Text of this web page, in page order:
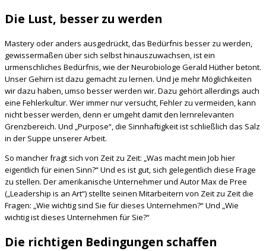
Die Lust, besser zu werden
Mastery oder anders ausgedrückt, das Bedürfnis besser zu werden,
gewissermaßen über sich selbst hinauszuwachsen, ist ein
urmenschliches Bedürfnis, wie der Neurobiologe Gerald Hüther betont.
Unser Gehirn ist dazu gemacht zu lernen. Und je mehr Möglichkeiten
wir dazu haben, umso besser werden wir. Dazu gehört allerdings auch
eine Fehlerkultur. Wer immer nur versucht, Fehler zu vermeiden, kann
nicht besser werden, denn er umgeht damit den lernrelevanten
Grenzbereich. Und „Purpose“, die Sinnhaftigkeit ist schließlich das Salz
in der Suppe unserer Arbeit.
So mancher fragt sich von Zeit zu Zeit: „Was macht mein Job hier
eigentlich für einen Sinn?“ Und es ist gut, sich gelegentlich diese Frage
zu stellen. Der amerikanische Unternehmer und Autor Max de Pree
(„Leadership is an Art“) stellte seinen Mitarbeitern von Zeit zu Zeit die
Fragen: „Wie wichtig sind Sie für dieses Unternehmen?“ Und „Wie
wichtig ist dieses Unternehmen für Sie?“
Die richtigen Bedingungen schaffen